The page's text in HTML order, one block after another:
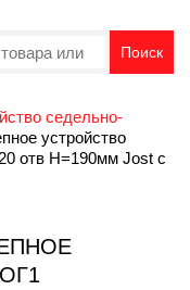
седельно-
устройство
отв H=190мм Jost с